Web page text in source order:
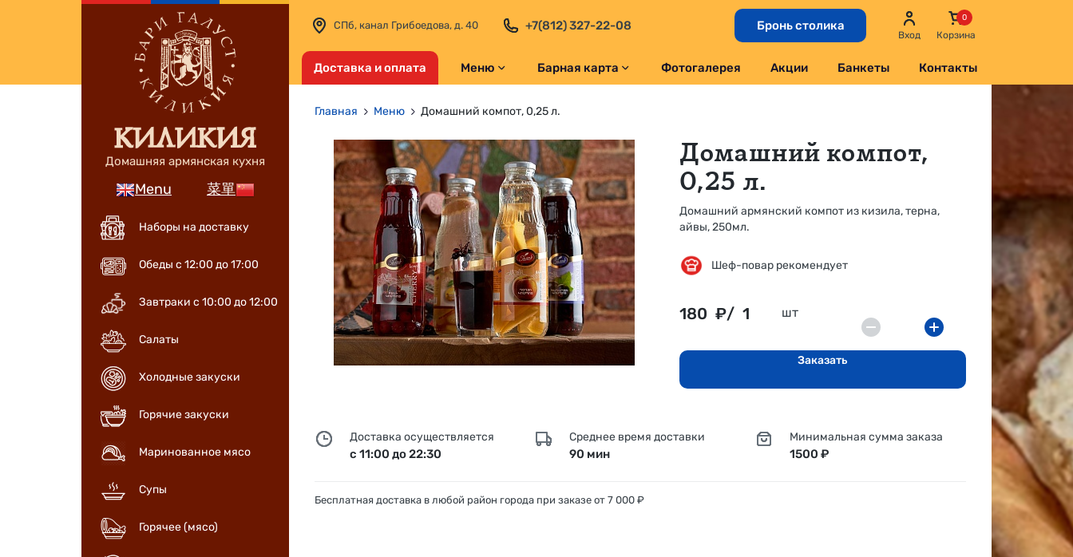
Бронь столика
Вход Корзина
Доставка и оплата Меню Барная карта Фотогалерея Акции Банкеты Контакты
СПб, канал Грибоедова, д. 40 +7(812) 327-22-08
Домашняя армянская кухня
Menu 菜單
Наборы на доставку
Обеды с 12:00 до 17:00
Завтраки с 10:00 до 12:00
Салаты
Холодные закуски
Горячие закуски
Маринованное мясо
Супы
Горячее (мясо)
Главная Меню Домашний компот, 0,25 л.
Домашний компот,
0,25 л.
Домашний армянский компот из кизила, терна,
айвы, 250мл.
Шеф-повар рекомендует
180 ₽/ 1 шт
Заказать
Доставка осуществляется
с 11:00 до 22:30
Среднее время доставки
90 мин
Минимальная сумма заказа
1500 ₽
Бесплатная доставка в любой район города при заказе от 7 000 ₽